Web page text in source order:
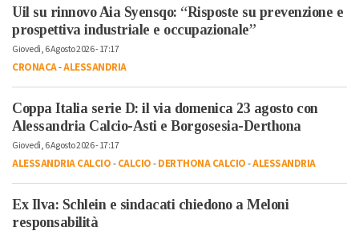
Uil su rinnovo Aia Syensqo: “Risposte su prevenzione e
prospettiva industriale e occupazionale”
Giovedì, 6 Agosto 2026 - 17:17
CRONACA-ALESSANDRIA
Coppa Italia serie D: il via domenica 23 agosto con
Alessandria Calcio-Asti e Borgosesia-Derthona
Giovedì, 6 Agosto 2026 - 17:17
ALESSANDRIA CALCIO-CALCIO-DERTHONA CALCIO-ALESSANDRIA
Ex Ilva: Schlein e sindacati chiedono a Meloni
responsabilità